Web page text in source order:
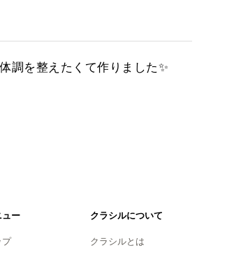
調を整えたくて作りました✨
ュー
プ
クラシルについて
クラシルとは